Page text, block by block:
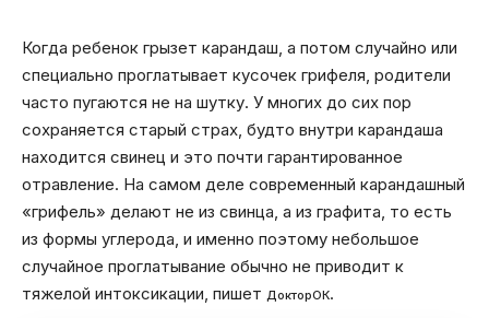
Когда ребенок грызет карандаш, а потом случайно или
специально проглатывает кусочек грифеля, родители
часто пугаются не на шутку. У многих до сих пор
сохраняется старый страх, будто внутри карандаша
находится свинец и это почти гарантированное
отравление. На самом деле современный карандашный
«грифель» делают не из свинца, а из графита, то есть
из формы углерода, и именно поэтому небольшое
случайное проглатывание обычно не приводит к
тяжелой интоксикации, пишет ДокторОК.